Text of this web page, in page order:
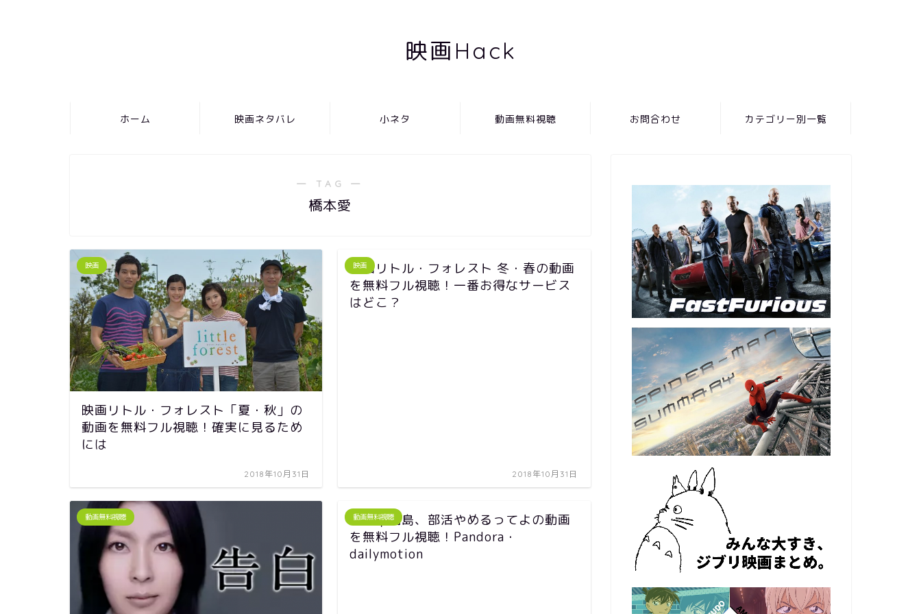
映画Hack
ホーム 映画ネタバレ 小ネタ 動画無料視聴 お問合わせ カテゴリー別一覧
― TAG ―
橋本愛
映画
映画リトル・フォレスト「夏・秋」の
動画を無料フル視聴！確実に見るため
には
2018年10月31日
映画
映画リトル・フォレスト 冬・春の動画
を無料フル視聴！一番お得なサービス
はどこ？
2018年10月31日
動画無料視聴 動画無料視聴
映画｜桐島、部活やめるってよの動画
を無料フル視聴！Pandora・
dailymotion